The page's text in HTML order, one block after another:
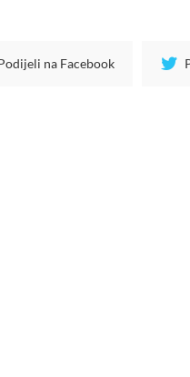
na Facebook